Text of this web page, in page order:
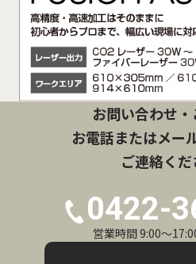
お問い合わせ・
お電話またはメー
ご連絡くだ
0422-
営業時間 9:00〜